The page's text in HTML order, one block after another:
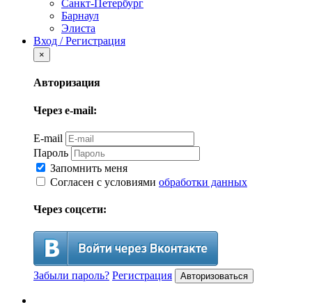
Санкт-Петербург
Барнаул
Элиста
Вход / Регистрация
×
Авторизация
Через e-mail:
E-mail
Пароль
Запомнить меня
Согласен с условиями обработки данных
Через соцсети:
Забыли пароль? Регистрация Авторизоваться